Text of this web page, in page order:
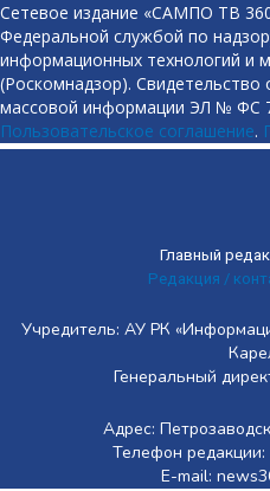
Сетевое издание «САМПО ТВ
Федеральной службой по
информационных технологий и
(Роскомнадзор). Свидетельство
массовой информации ЭЛ № ФС
Пользовательское соглашение.
Главный
Редакция /
Учредитель: АУ РК
Генеральный
Адрес:
Телефон
E-mail: